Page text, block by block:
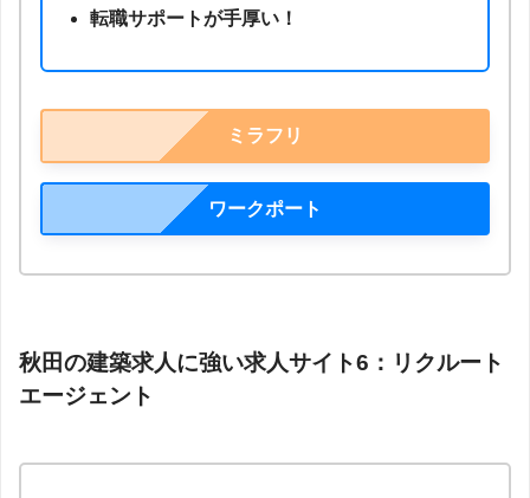
転職サポートが手厚い！
ミラフリ
ワークポート
秋田の建築求人に強い求人サイト6：リクルート
エージェント